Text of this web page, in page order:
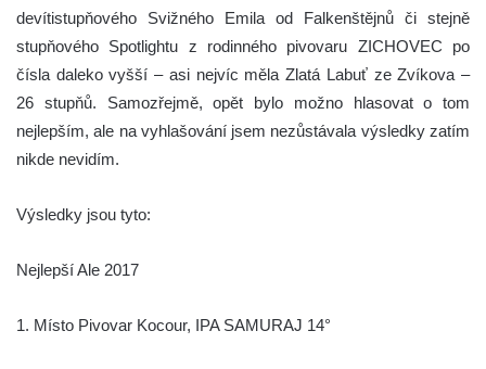
devítistupňového Svižného Emila od Falkenštějnů či stejně
stupňového Spotlightu z rodinného pivovaru ZICHOVEC po
čísla daleko vyšší – asi nejvíc měla Zlatá Labuť ze Zvíkova –
26 stupňů. Samozřejmě, opět bylo možno hlasovat o tom
nejlepším, ale na vyhlašování jsem nezůstávala výsledky zatím
nikde nevidím.
Výsledky jsou tyto:
Nejlepší Ale 2017
1. Místo Pivovar Kocour, IPA SAMURAJ 14°